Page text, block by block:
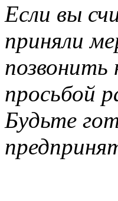
Если вы
приняли
просьбой
Будьте